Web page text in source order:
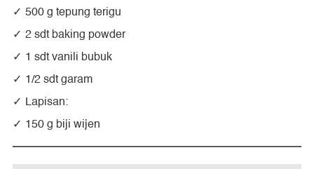
500 g tepung terigu
2 sdt baking powder
1 sdt vanili bubuk
1/2 sdt garam
Lapisan:
150 g biji wijen